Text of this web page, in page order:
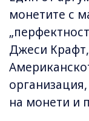
монетите с
Джеси
на монети и